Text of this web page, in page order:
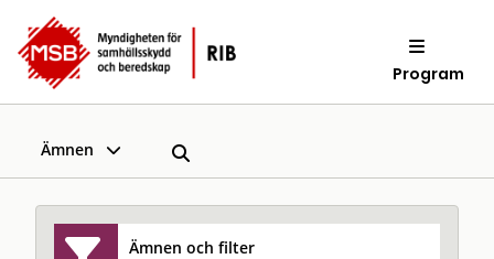
Program
Ämnen
Ämnen och filter